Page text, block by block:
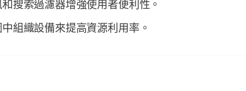
搜索過濾器增強使用者便利性。
組織設備來提高資源利用率。